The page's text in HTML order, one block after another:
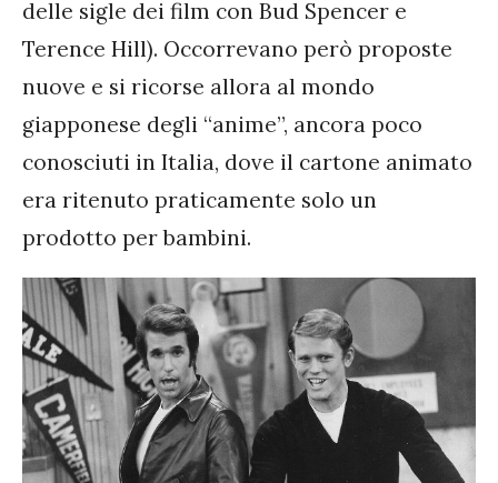
delle sigle dei film con Bud Spencer e
Terence Hill). Occorrevano però proposte
nuove e si ricorse allora al mondo
giapponese degli “anime”, ancora poco
conosciuti in Italia, dove il cartone animato
era ritenuto praticamente solo un
prodotto per bambini.